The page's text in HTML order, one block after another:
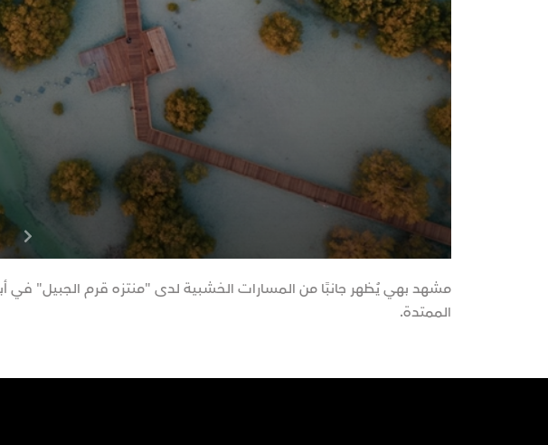
مشهد بهي يُظهر جانبًا من المسارات الخشبية لدى "منتزه قرم الجبيل" في
الممتدة.